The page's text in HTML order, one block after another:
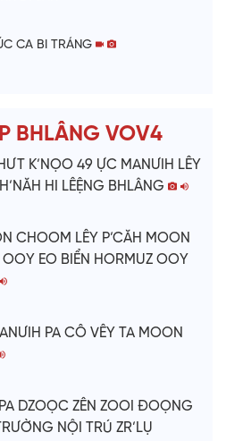
i
e
o
CA BI TRÁNG
BHLÂNG VOV4
K’NỌO 49 ỰC MANƯIH LÊY
HI LÊỆNG BHLÂNG
CHOOM LÊY P’CĂH MOON
EO BIỂN HORMUZ OOY
PA CÔ VÊY TA MOON
DZOỌC ZÊN ZOOI ĐOỌNG
NỘI TRÚ ZR’LỤ